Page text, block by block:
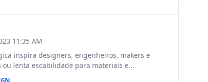
11:35 AM
inspira designers, engenheiros, makers e
lenta escabilidade para materiais e...